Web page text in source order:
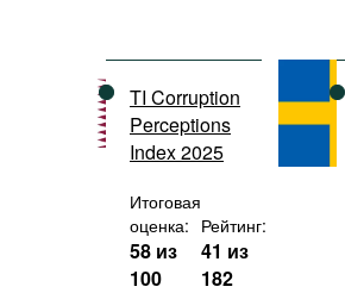
Документы международных
организаций
Фильмы
Подкасты
Книжная полка
TI Corruption
Perceptions
Index 2025
Итоговая
оценка:
58 из
100
Рейтинг:
41 из
182